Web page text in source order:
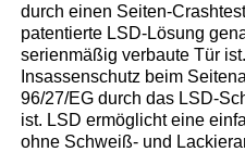
durch einen Seiten-
patentierte LSD-Lösung
serienmäßig verbaute Tür
Insassenschutz beim
96/27/EG durch das LSD-
ist. LSD ermöglicht eine
ohne Schweiß- und